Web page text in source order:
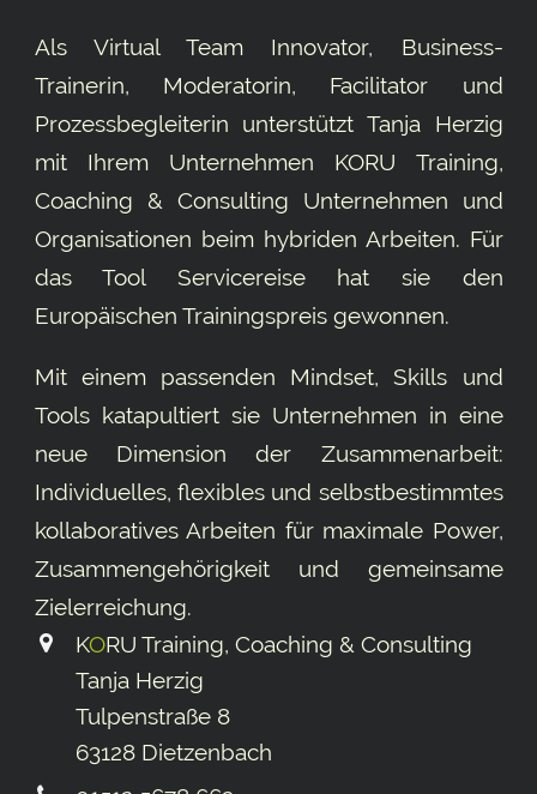
Als Virtual Team Innovator, Business-
Trainerin, Moderatorin, Facilitator und
Prozessbegleiterin unterstützt Tanja Herzig
mit Ihrem Unternehmen KORU Training,
Coaching & Consulting Unternehmen und
Organisationen beim hybriden Arbeiten. Für
das Tool Servicereisehat sie den
Europäischen Trainingspreis gewonnen.
Mit einem passenden Mindset, Skills und
Tools katapultiert sie Unternehmen in eine
neue Dimension der Zusammenarbeit:
Individuelles, flexibles und selbstbestimmtes
kollaboratives Arbeiten für maximale Power,
Zusammengehörigkeit und gemeinsame
Ziel­erreichung.
KORU Training, Coaching & Consulting
Tanja Herzig
Tulpenstraße 8
63128 Dietzenbach